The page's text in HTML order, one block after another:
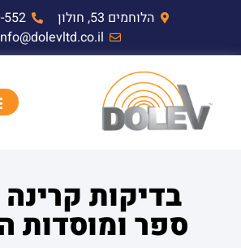
הלוחמים 53, חולון
552
בדיקות
ספר ומוסדות